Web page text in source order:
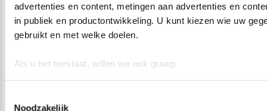
advertenties en content, metingen aan advertenties en
in publiek en productontwikkeling. U kunt kiezen wie uw
gebruikt en met welke doelen.
Als u het toestaat, willen we ook graag:
Noodzakelijk
Verwijderd
*keelpastille doneer*
08-10-2007, 09:39